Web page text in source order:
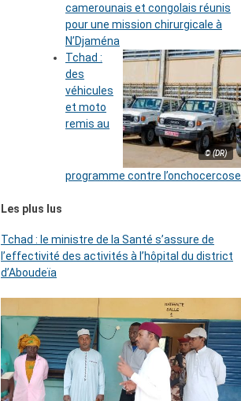
camerounais et congolais réunis
pour une mission chirurgicale à
N’Djaména
© (DR)
Tchad :
des
véhicules
et moto
remis au
programme contre l’onchocercose
Les plus lus
Tchad : le ministre de la Santé s’assure de
l’effectivité des activités à l’hôpital du district
d’Aboudeïa